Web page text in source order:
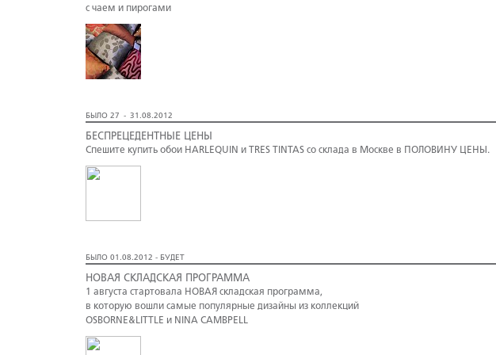
с чаем и пирогами
БЫЛО 27 - 31.08.2012
БЕСПРЕЦЕДЕНТНЫЕ ЦЕНЫ
Спешите купить обои HARLEQUIN и TRES TINTAS со склада в Москве в ПОЛОВИНУ ЦЕНЫ.
БЫЛО 01.08.2012 - БУДЕТ
НОВАЯ СКЛАДСКАЯ ПРОГРАММА
1 августа стартовала НОВАЯ складская программа,
в которую вошли самые популярные дизайны из коллекций
OSBORNE&LITTLE и NINA CAMBPELL